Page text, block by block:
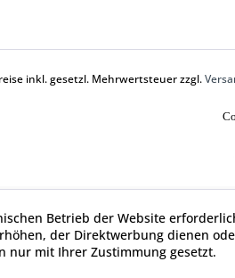
inkl. gesetzl. Mehrwertsteuer zzgl.
Betrieb der Website
der Direktwerbung dienen
nur mit Ihrer Zustimmung gesetzt.